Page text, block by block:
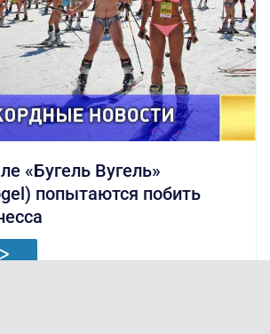
«Бугель Вугель»
попытаются побить